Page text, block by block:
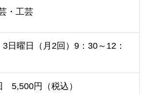
・工芸
3日曜日（月2回）9：30～12：
5,500円（税込）